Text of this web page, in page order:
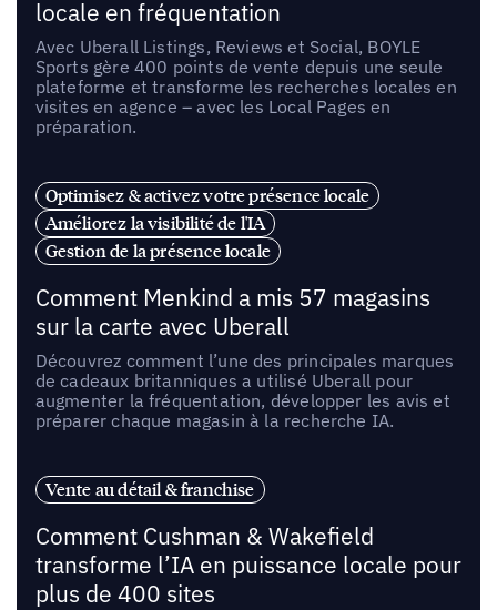
locale en fréquentation
Avec Uberall Listings, Reviews et Social, BOYLE
Sports gère 400 points de vente depuis une seule
plateforme et transforme les recherches locales en
visites en agence – avec les Local Pages en
préparation.
Optimisez & activez votre présence locale
Améliorez la visibilité de l'IA
Gestion de la présence locale
Comment Menkind a mis 57 magasins
sur la carte avec Uberall
Découvrez comment l’une des principales marques
de cadeaux britanniques a utilisé Uberall pour
augmenter la fréquentation, développer les avis et
préparer chaque magasin à la recherche IA.
Vente au détail & franchise
Comment Cushman & Wakefield
transforme l’IA en puissance locale pour
plus de 400 sites